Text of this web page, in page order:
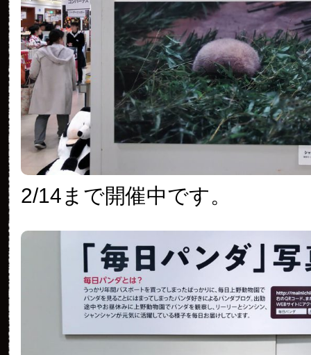
2/14まで開催中です。